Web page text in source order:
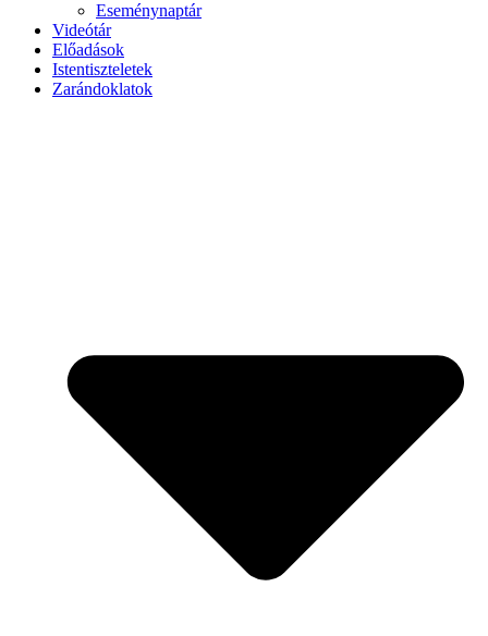
Eseménynaptár
Videótár
Előadások
Istentiszteletek
Zarándoklatok